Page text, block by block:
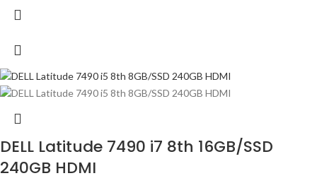
DELL Latitude 7490 i7 8th 16GB/SSD
240GB HDMI